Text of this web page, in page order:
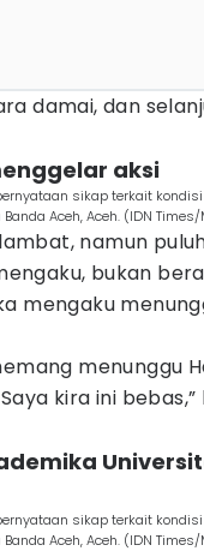
damai, dan
aksi
sikap terkait
Aceh, Aceh. (IDN
namun
bukan
mengaku
menunggu
kira ini
sikap terkait
Aceh, Aceh. (IDN